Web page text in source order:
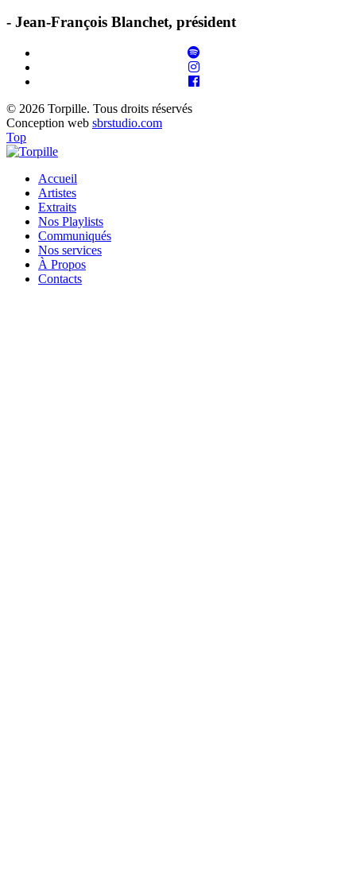
- Jean-François Blanchet, président
© 2026 Torpille. Tous droits réservés
Conception web sbrstudio.com
Top
Accueil
Artistes
Extraits
Nos Playlists
Communiqués
Nos services
À Propos
Contacts